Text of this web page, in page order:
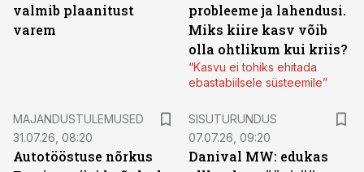
valmib plaanitust
varem
probleeme ja lahendusi.
Miks kiire kasv võib
olla ohtlikum kui kriis?
“Kasvu ei tohiks ehitada
ebastabiilsele süsteemile”
MAJANDUSTULEMUSED
31.07.26, 08:20
Autotööstuse nõrkus
SISUTURUNDUS
07.07.26, 09:20
Danival MW: edukas